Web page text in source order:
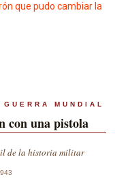
que pudo cambiar la
MUNDIAL
con una pistola
de la historia militar